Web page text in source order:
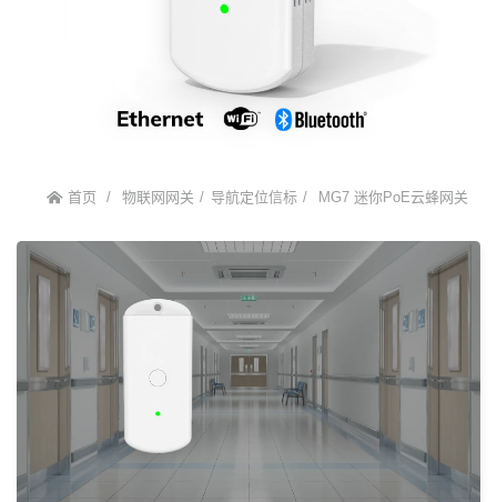
首页 物联网网关 导航定位信标 MG7 迷你PoE云蜂网关